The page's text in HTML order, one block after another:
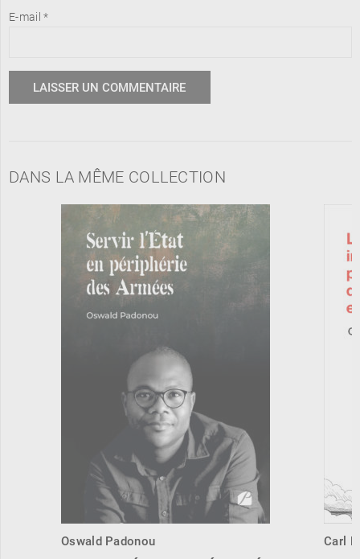
E-mail*
DANS LA MÊME COLLECTION
Oswald Padonou Carl